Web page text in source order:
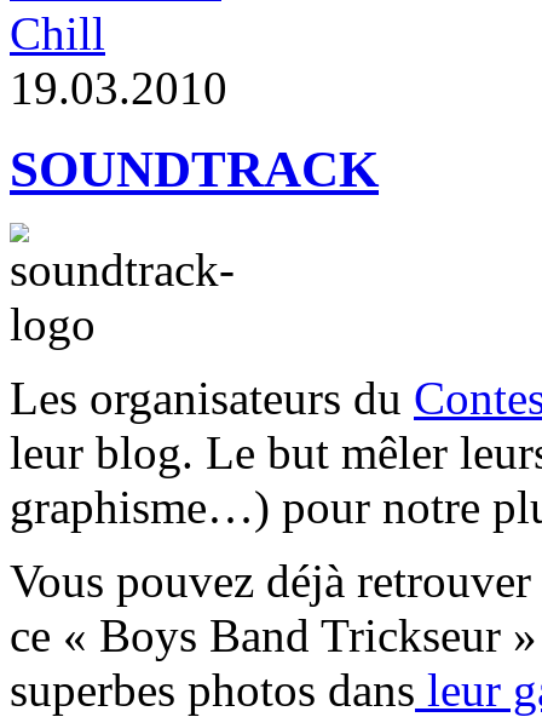
Chill
19.03.2010
SOUNDTRACK
Les organisateurs du
leur blog. Le but mêler
graphisme…) pour notre
Vous pouvez déjà
ce « Boys Band Trickseur
superbes photos dans leur